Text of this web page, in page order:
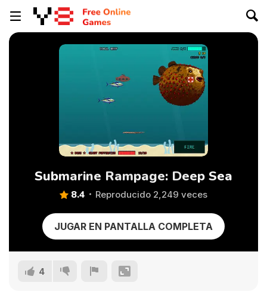
Submarine Rampage: Deep Sea
8.4 Reproducido 2,249 veces
JUGAR EN PANTALLA COMPLETA
4